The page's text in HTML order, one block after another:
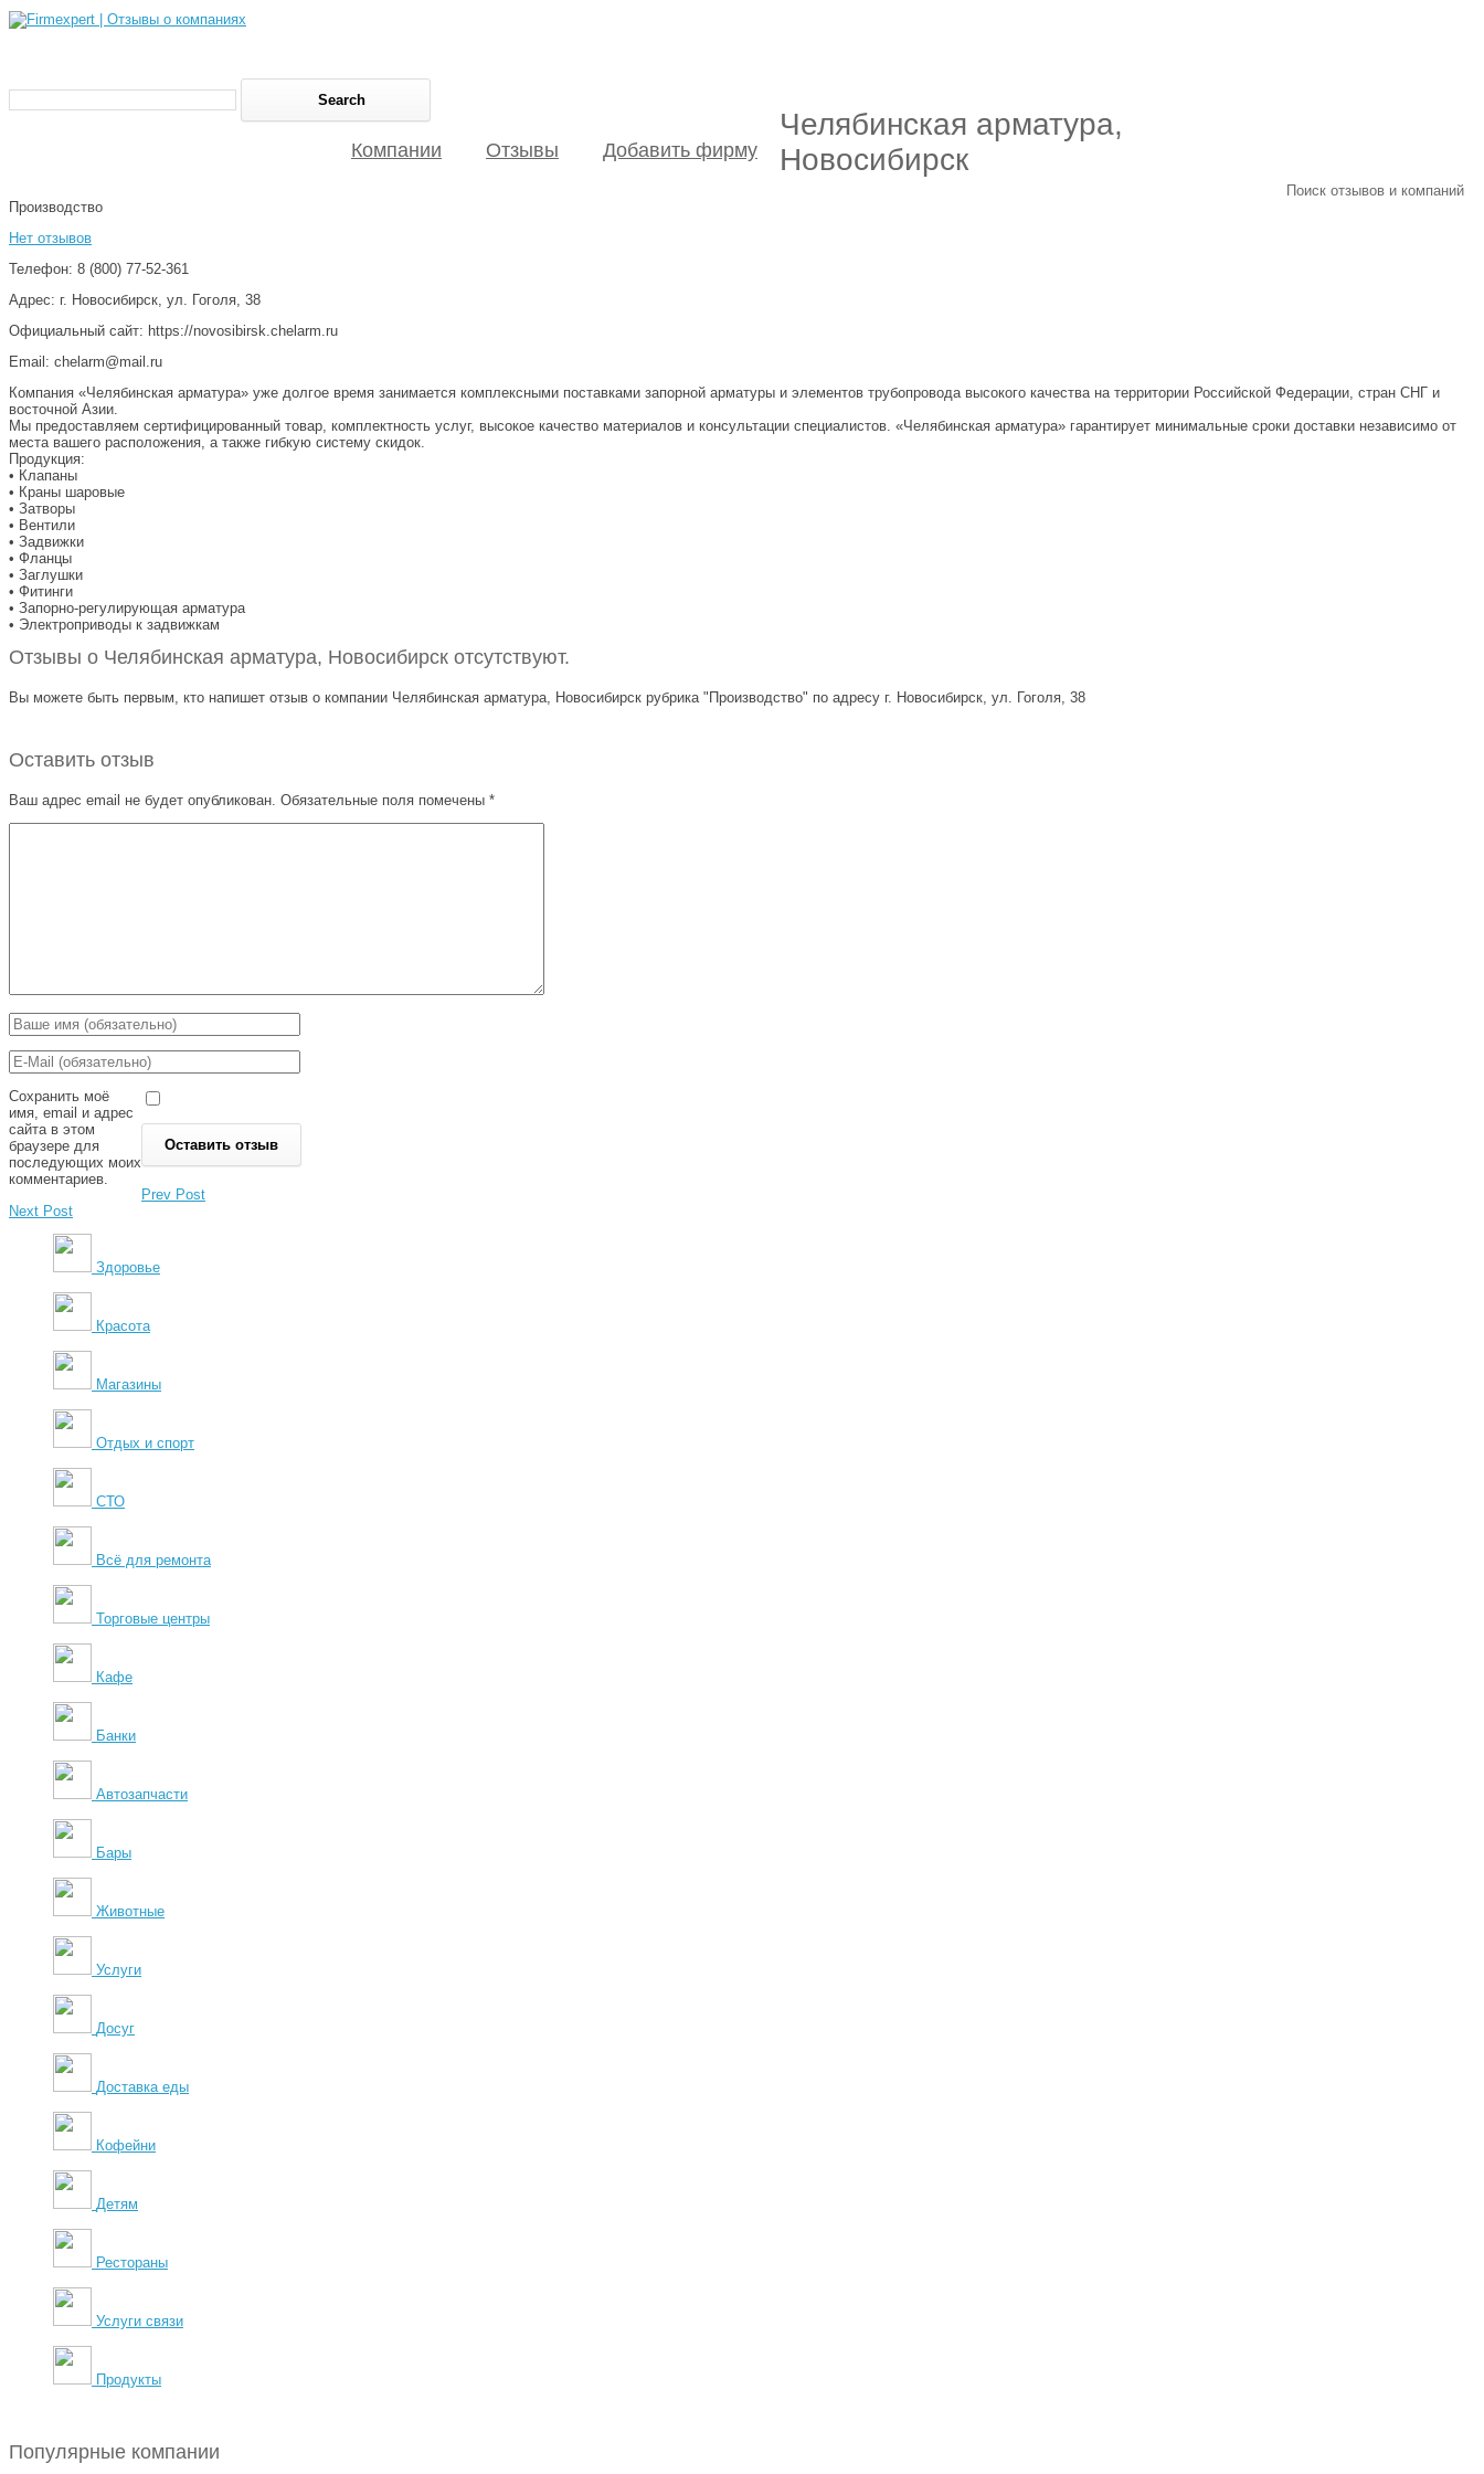
Поиск отзывов и компаний
Компании Отзывы Добавить фирму
Челябинская арматура,
Новосибирск
Производство
Нет отзывов
Телефон: 8 (800) 77-52-361
Адрес: г. Новосибирск, ул. Гоголя, 38
Официальный сайт: https://novosibirsk.chelarm.ru
Email: chelarm@mail.ru
Компания «Челябинская арматура» уже долгое время занимается комплексными поставками запорной арматуры и элементов трубопровода высокого качества на территории Российской Федерации, стран СНГ и
восточной Азии.
Мы предоставляем сертифицированный товар, комплектность услуг, высокое качество материалов и консультации специалистов. «Челябинская арматура» гарантирует минимальные сроки доставки независимо от
места вашего расположения, а также гибкую систему скидок.
Продукция:
• Клапаны
• Краны шаровые
• Затворы
• Вентили
• Задвижки
• Фланцы
• Заглушки
• Фитинги
• Запорно-регулирующая арматура
• Электроприводы к задвижкам
Отзывы о Челябинская арматура, Новосибирск отсутствуют.
Вы можете быть первым, кто напишет отзыв о компании Челябинская арматура, Новосибирск рубрика "Производство" по адресу г. Новосибирск, ул. Гоголя, 38
Оставить отзыв
Ваш адрес email не будет опубликован. Обязательные поля помечены *
Сохранить моё
имя, email и адрес
сайта в этом
браузере для
последующих моих
комментариев.
Prev Post
Next Post
Здоровье
Красота
Магазины
Отдых и спорт
СТО
Всё для ремонта
Торговые центры
Кафе
Банки
Автозапчасти
Бары
Животные
Услуги
Досуг
Доставка еды
Кофейни
Детям
Рестораны
Услуги связи
Продукты
Популярные компании